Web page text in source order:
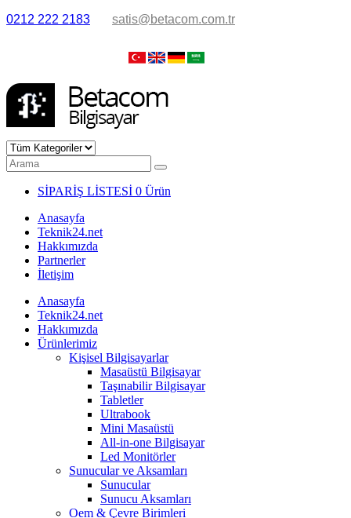
0212 222 2183 satis@betacom.com.tr
SİPARİŞ LİSTESİ 0 Ürün
Anasayfa
Teknik24.net
Hakkımızda
Partnerler
İletişim
Anasayfa
Teknik24.net
Hakkımızda
Ürünlerimiz
Kişisel Bilgisayarlar
Masaüstü Bilgisayar
Taşınabilir Bilgisayar
Tabletler
Ultrabook
Mini Masaüstü
All-in-one Bilgisayar
Led Monitörler
Sunucular ve Aksamları
Sunucular
Sunucu Aksamları
Oem & Çevre Birimleri